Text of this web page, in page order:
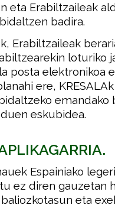
eta Erabiltzaileak
badira.
Erabiltzaileak
loturiko
posta elektronikoa
ere,
emandako
eskubidea.
Espainiako
ez diren gauzetan
eta